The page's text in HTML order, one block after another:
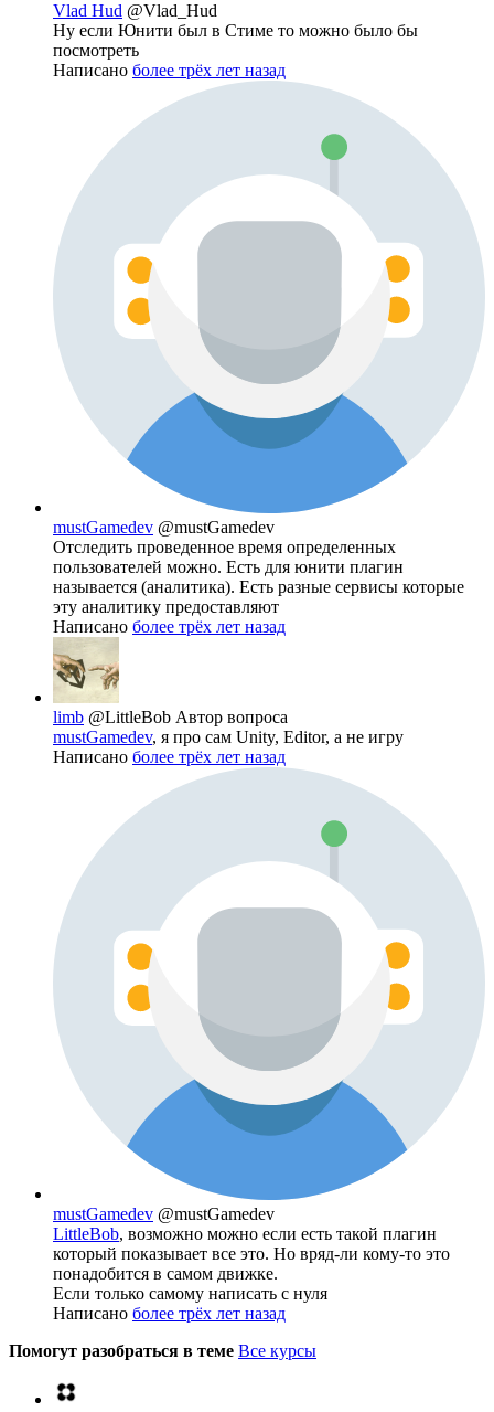
Vlad Hud @Vlad_Hud
Ну если Юнити был в Стиме то можно было бы
посмотреть
Написано более трёх лет назад
mustGamedev @mustGamedev
Отследить проведенное время определенных
пользователей можно. Есть для юнити плагин
называется (аналитика). Есть разные сервисы которые
эту аналитику предоставляют
Написано более трёх лет назад
limb @LittleBob Автор вопроса
mustGamedev, я про сам Unity, Editor, а не игру
Написано более трёх лет назад
mustGamedev @mustGamedev
LittleBob, возможно можно если есть такой плагин
который показывает все это. Но вряд-ли кому-то это
понадобится в самом движке.
Если только самому написать с нуля
Написано более трёх лет назад
Помогут разобраться в теме Все курсы